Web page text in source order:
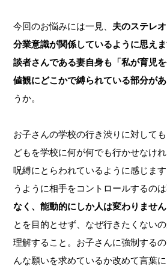
今回のお悩みには一見、 夫のステレ
分業意識が関係しているように思え
談者さんである妻自身も「私が育児
値観にどこかで縛られている部分が
うか。
お子さんの学校の行き渋りに対して
どもを学校に何が何でも行かせなけ
呪縛にとらわれているように感じま
うように相手をコントロールするのは
なく、能動的にしか人は変わりませ
とを目的とせず、なぜ行きたくないの
理解すること。お子さんに強制する
んな願いを求めているか改めて言葉